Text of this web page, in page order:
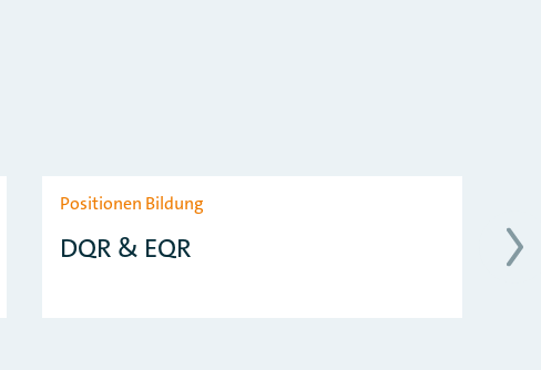
Positionen Bildung
DQR & EQR